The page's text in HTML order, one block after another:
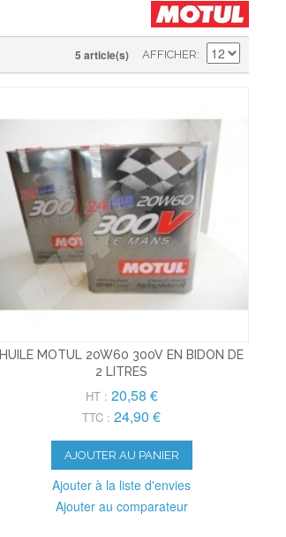
5 article(s) AFFICHER
HUILE MOTUL 20W60 300V EN BIDON DE
2 LITRES
HT : 20,58 €
TTC : 24,90 €
AJOUTER AU PANIER
Ajouter à la liste d'envies
Ajouter au comparateur